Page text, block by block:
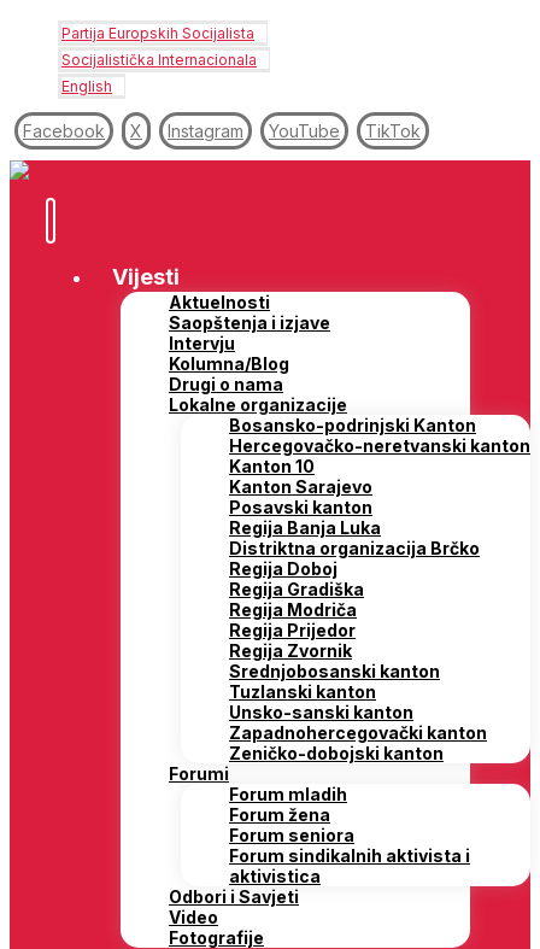
Partija Europskih Socijalista
Socijalistička Internacionala
English
Facebook X Instagram YouTube TikTok
Vijesti
Aktuelnosti
Saopštenja i izjave
Intervju
Kolumna/Blog
Drugi o nama
Lokalne organizacije
Bosansko-podrinjski Kanton
Hercegovačko-neretvanski kanton
Kanton 10
Kanton Sarajevo
Posavski kanton
Regija Banja Luka
Distriktna organizacija Brčko
Regija Doboj
Regija Gradiška
Regija Modriča
Regija Prijedor
Regija Zvornik
Srednjobosanski kanton
Tuzlanski kanton
Unsko-sanski kanton
Zapadnohercegovački kanton
Zeničko-dobojski kanton
Forumi
Forum mladih
Forum žena
Forum seniora
Forum sindikalnih aktivista i
aktivistica
Odbori i Savjeti
Video
Fotografije